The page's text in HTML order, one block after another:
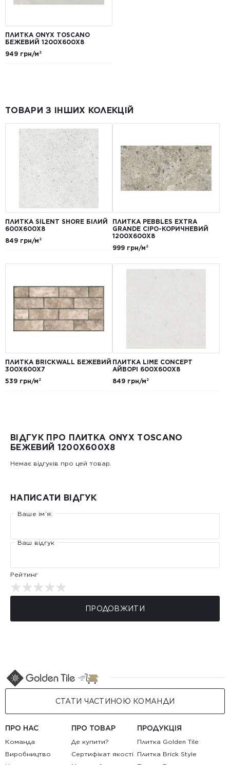
ПЛИТКА ONYX TOSCANO
БЕЖЕВИЙ 1200Х600Х8
949 грн/м²
ТОВАРИ З ІНШИХ КОЛЕКЦІЙ
ПЛИТКА SILENT SHORE БІЛИЙ
600Х600Х8
849 грн/м²
ПЛИТКА PEBBLES EXTRA
GRANDE СІРО-КОРИЧНЕВИЙ
1200Х600Х8
999 грн/м²
ПЛИТКА BRICKWALL БЕЖЕВИЙ
300Х600Х7
539 грн/м²
ПЛИТКА LIME CONCEPT
АЙВОРІ 600Х600Х8
849 грн/м²
ВІДГУК ПРО ПЛИТКА ONYX TOSCANO
БЕЖЕВИЙ 1200Х600Х8
Немає відгуків про цей товар.
НАПИСАТИ ВІДГУК
Ваше ім’я:
Ваш відгук
Рейтинг
ПРОДОВЖИТИ
СТАТИ ЧАСТИНОЮ КОМАНДИ
ПРО НАС
Команда
Виробництво
ПРО ТОВАР
Де купити?
Сертифікат якості
ПРОДУКЦІЯ
Плитка Golden Tile
Плитка Brick Style